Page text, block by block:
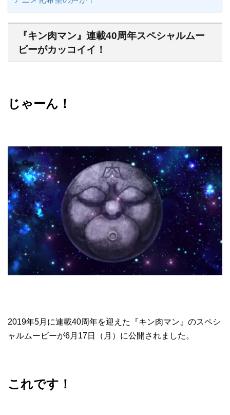
『キン肉マン』連載40周年スペシャルムー
ビーがカッコイイ！
じゃーん！
2019年5月に連載40周年を迎えた『キン肉マン』のスペシ
ャルムービーが6月17日（月）に公開されました。
これです！